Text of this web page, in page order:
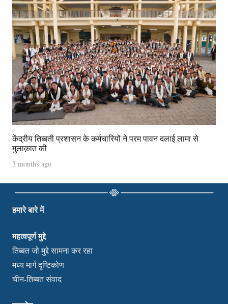
केंद्रीय तिब्बती प्रशासन के कर्मचारियों ने परम पावन दलाई लामा से
मुलाक़ात की
3 months ago
हमारे बारे में
महत्वपूर्ण मुद्दे
तिब्बत जो मुद्दे सामना कर रहा
मध्य मार्ग दृष्टिकोण
चीन-तिब्बत संवाद